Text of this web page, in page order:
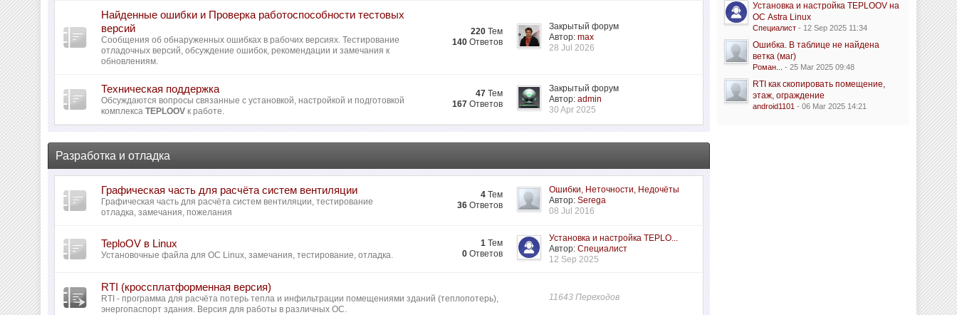
Найденные ошибки и Проверка работоспособности тестовых
версий
Сообщения об обнаруженных ошибках в рабочих версиях. Тестирование
отладочных версий, обсуждение ошибок, рекомендации и замечания к
обновлениям.
220 Тем
140 Ответов
Закрытый форум
Автор:max
28 Jul 2026
Техническая поддержка
Обсуждаются вопросы связанные с установкой, настройкой и подготовкой
комплексаTEPLOOV к работе.
47 Тем
167 Ответов
Закрытый форум
Автор:admin
30 Apr 2025
Разработка и отладка
Графическая часть для расчёта систем вентиляции
Графическая часть для расчёта систем вентиляции, тестирование
отладка, замечания, пожелания
4 Тем
36 Ответов
Ошибки, Неточности, Недочёты
Автор:Serega
08 Jul 2016
TeploOV в Linux
Установочные файла для ОС Linux, замечания, тестирование, отладка.
1 Тем
0 Ответов
Установка и настройка TEPLO...
Автор:Специалист
12 Sep 2025
RTI (кроссплатформенная версия)
RTI - программа для расчёта потерь тепла и инфильтрации помещениями зданий (теплопотерь),
энергопаспорт здания. Версия для работы в различных ОС.
11643 Переходов
Установка и настройка TEPLOOV на
ОС Astra Linux
Специалист- 12 Sep 2025 11:34
Ошибка. В таблице не найдена
ветка (маг)
Роман... - 25 Mar 2025 09:48
RTI как скопировать помещение,
этаж, ограждение
android1101 - 06 Mar 2025 14:21